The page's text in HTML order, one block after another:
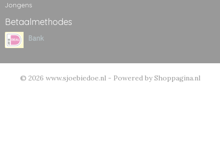
Jongens
Betaalmethodes
© 2026 www.sjoebiedoe.nl - Powered by Shoppagina.nl